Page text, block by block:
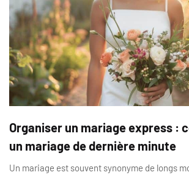
Organiser un mariage express :
un mariage de dernière minute
Un mariage est souvent synonyme de longs